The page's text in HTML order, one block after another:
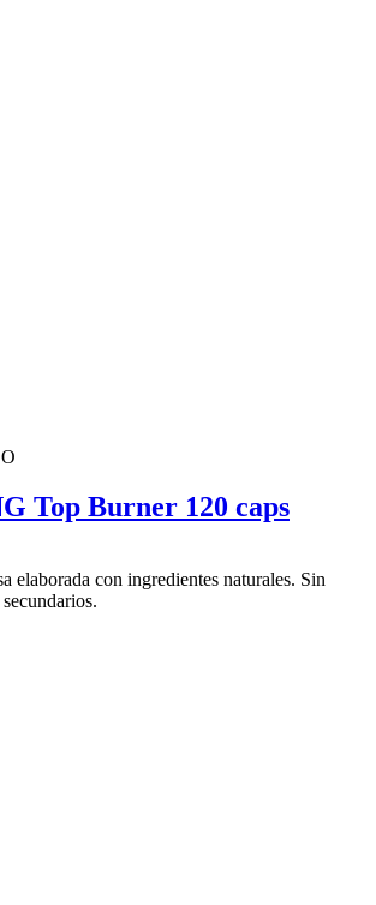
Top Burner 120 caps
elaborada con ingredientes naturales. Sin